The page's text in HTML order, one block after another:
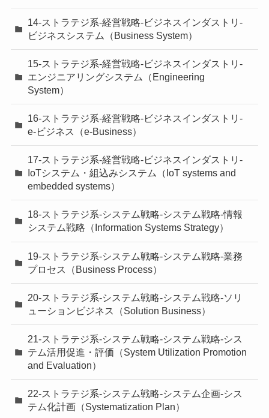
14-ストラテジ系-経営戦略-ビジネスインダストリ-
ビジネスシステム（Business System）
15-ストラテジ系-経営戦略-ビジネスインダストリ-
エンジニアリングシステム（Engineering
System）
16-ストラテジ系-経営戦略-ビジネスインダストリ-
e-ビジネス（e-Business）
17-ストラテジ系-経営戦略-ビジネスインダストリ-
IoTシステム・組込みシステム（IoT systems and
embedded systems）
18-ストラテジ系-システム戦略-システム戦略-情報
システム戦略（Information Systems Strategy）
19-ストラテジ系-システム戦略-システム戦略-業務
プロセス（Business Process）
20-ストラテジ系-システム戦略-システム戦略-ソリ
ューションビジネス（Solution Business）
21-ストラテジ系-システム戦略-システム戦略-シス
テム活用促進・評価（System Utilization Promotion
and Evaluation）
22-ストラテジ系-システム戦略-システム企画-シス
テム化計画（Systematization Plan）